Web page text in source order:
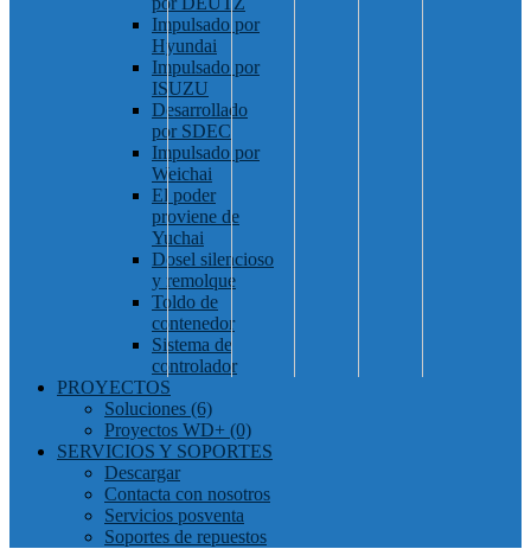
Impulsado por
Hyundai
Impulsado por
ISUZU
Desarrollado
por SDEC
Impulsado por
Weichai
El poder
proviene de
Yuchai
Dosel silencioso
y remolque
Toldo de
contenedor
Sistema de
controlador
PROYECTOS
Soluciones (6)
Proyectos WD+ (0)
SERVICIOS Y SOPORTES
Descargar
Contacta con nosotros
Servicios posventa
Soportes de repuestos